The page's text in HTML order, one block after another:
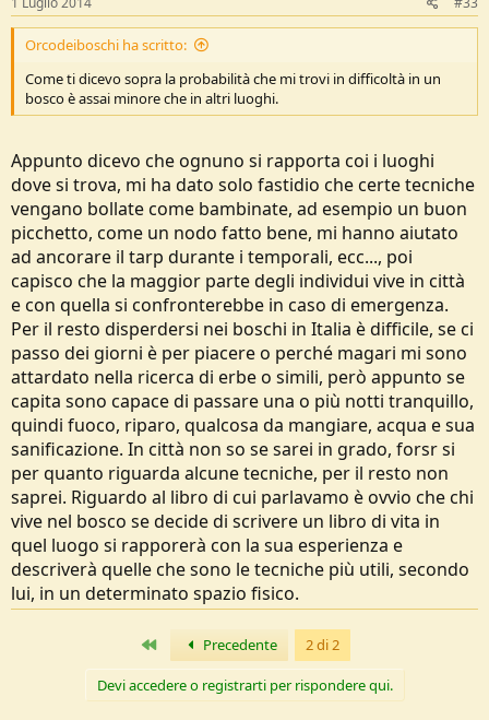
Orcodeiboschi ha scritto:
Come ti dicevo sopra la probabilità che mi trovi in difficoltà in un
bosco è assai minore che in altri luoghi.
Appunto dicevo che ognuno si rapporta coi i luoghi
dove si trova, mi ha dato solo fastidio che certe tecniche
vengano bollate come bambinate, ad esempio un buon
picchetto, come un nodo fatto bene, mi hanno aiutato
ad ancorare il tarp durante i temporali, ecc..., poi
capisco che la maggior parte degli individui vive in città
e con quella si confronterebbe in caso di emergenza.
Per il resto disperdersi nei boschi in Italia è difficile, se ci
passo dei giorni è per piacere o perché magari mi sono
attardato nella ricerca di erbe o simili, però appunto se
capita sono capace di passare una o più notti tranquillo,
quindi fuoco, riparo, qualcosa da mangiare, acqua e sua
sanificazione. In città non so se sarei in grado, forsr si
per quanto riguarda alcune tecniche, per il resto non
saprei. Riguardo al libro di cui parlavamo è ovvio che chi
vive nel bosco se decide di scrivere un libro di vita in
quel luogo si rapporerà con la sua esperienza e
descriverà quelle che sono le tecniche più utili, secondo
lui, in un determinato spazio fisico.
Primo Precedente 2 di 2
Devi accedere o registrarti per rispondere qui.